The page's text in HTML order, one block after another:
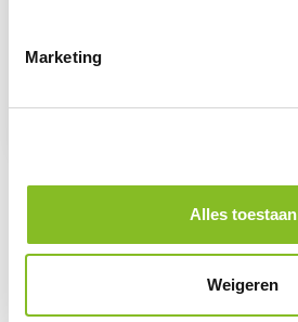
Marketing
Alles toestaan
Weigeren
UVEX
Veiligheidspet Hi-Viz,